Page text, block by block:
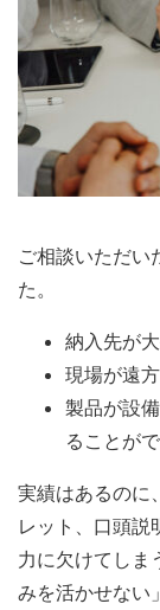
ご相談いただい
た。
納入先が
現場が遠
製品が設
ることが
実績はあるのに
レット、口頭説
力に欠けてしま
みを活かせない